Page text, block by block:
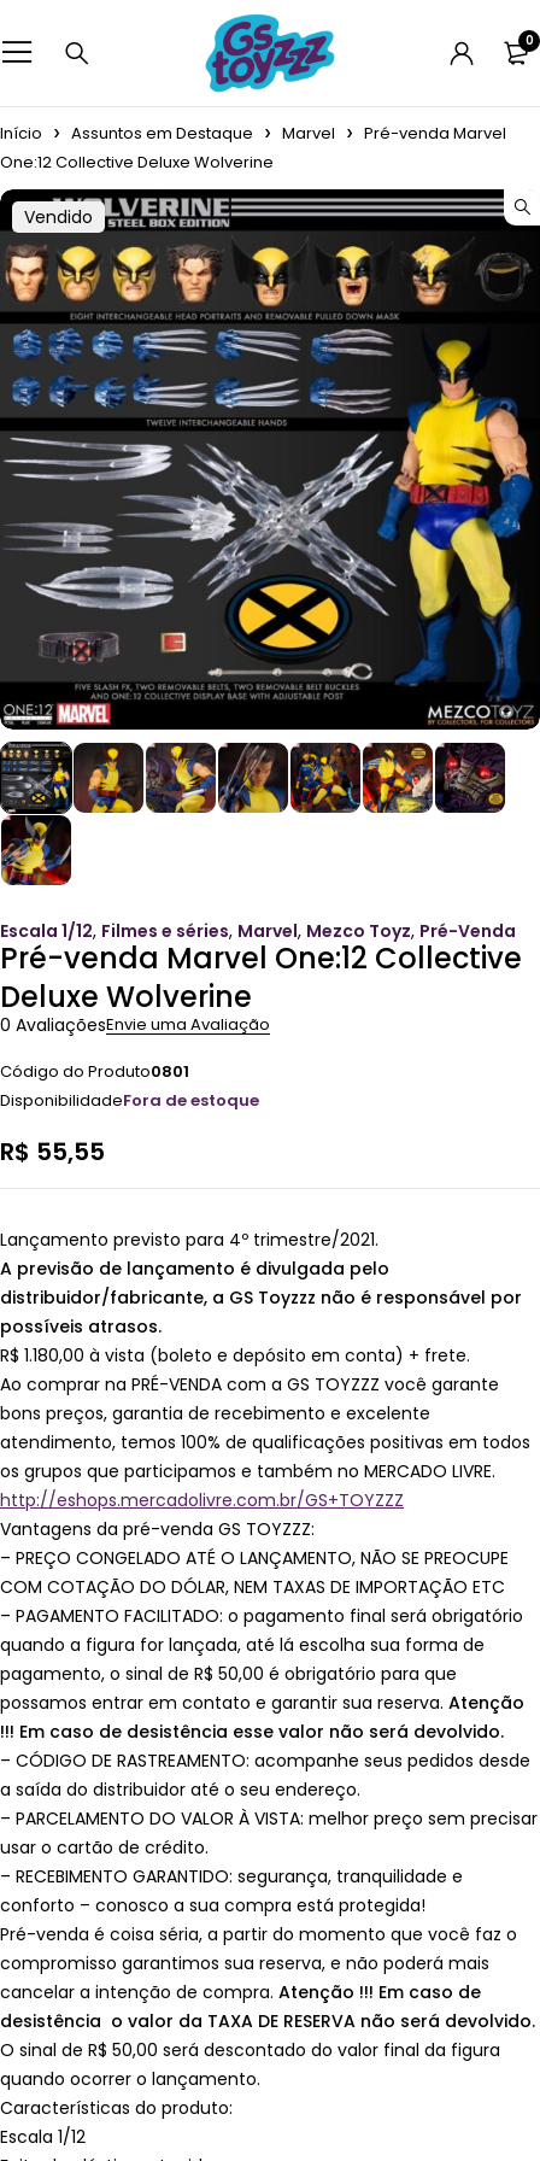
0
Início Assuntos em Destaque Marvel
Pré-venda Marvel
One:12 Collective Deluxe Wolverine
Vendido
Escala 1/12, Filmes e séries, Marvel, Mezco Toyz, Pré-Venda
Pré-venda Marvel One:12 Collective
Deluxe Wolverine
0 AvaliaçõesEnvie uma Avaliação
Código do Produto0801
DisponibilidadeFora de estoque
R$ 55,55
Lançamento previsto para 4º trimestre/2021.
A previsão de lançamento é divulgada pelo
distribuidor/fabricante, a GS Toyzzz não é responsável por
possíveis atrasos.
R$ 1.180,00 à vista (boleto e depósito em conta) + frete.
Ao comprar na PRÉ-VENDA com a GS TOYZZZ você garante
bons preços, garantia de recebimento e excelente
atendimento, temos 100% de qualificações positivas em todos
os grupos que participamos e também no MERCADO LIVRE.
http://eshops.mercadolivre.com.br/GS+TOYZZZ
Vantagens da pré-venda GS TOYZZZ:
– PREÇO CONGELADO ATÉ O LANÇAMENTO, NÃO SE PREOCUPE
COM COTAÇÃO DO DÓLAR, NEM TAXAS DE IMPORTAÇÃO ETC
– PAGAMENTO FACILITADO: o pagamento final será obrigatório
quando a figura for lançada, até lá escolha sua forma de
pagamento, o sinal de R$ 50,00 é obrigatório para que
possamos entrar em contato e garantir sua reserva. Atenção
!!! Em caso de desistência esse valor não será devolvido.
– CÓDIGO DE RASTREAMENTO: acompanhe seus pedidos desde
a saída do distribuidor até o seu endereço.
– PARCELAMENTO DO VALOR À VISTA: melhor preço sem precisar
usar o cartão de crédito.
– RECEBIMENTO GARANTIDO: segurança, tranquilidade e
conforto – conosco a sua compra está protegida!
Pré-venda é coisa séria, a partir do momento que você faz o
compromisso garantimos sua reserva, e não poderá mais
cancelar a intenção de compra. Atenção !!! Em caso de
desistência o valor da TAXA DE RESERVA não será devolvido.
O sinal de R$ 50,00 será descontado do valor final da figura
quando ocorrer o lançamento.
Características do produto:
Escala 1/12